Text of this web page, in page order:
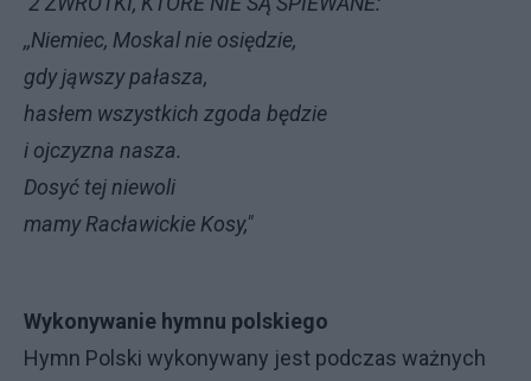
,,Niemiec, Moskal nie osiędzie,
gdy jąwszy pałasza,
hasłem wszystkich zgoda będzie
i ojczyzna nasza.
Dosyć tej niewoli
mamy Racławickie Kosy,"
Wykonywanie hymnu polskiego
Hymn Polski wykonywany jest podczas ważnych